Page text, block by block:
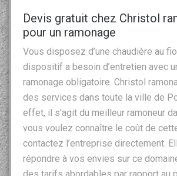
Devis gratuit chez Christol
pour un ramonage
Vous disposez d’une chaudière au
dispositif a besoin d’entretien avec
ramonage obligatoire. Christol
des services dans toute la ville de
effet, il s’agit du meilleur ramoneur
vous voulez connaître le coût de
contactez l’entreprise directement.
répondre à vos envies sur ce
des tarifs abordables par rapport au